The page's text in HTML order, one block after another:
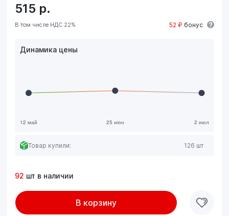
515 р.
В том числе НДС 22% 52 ₽ бонус
Динамика цены
Товар купили: 126 шт
92 шт в наличии
В корзину